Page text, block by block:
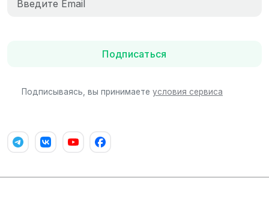
Подписаться
Подписываясь, вы принимаете условия сервиса